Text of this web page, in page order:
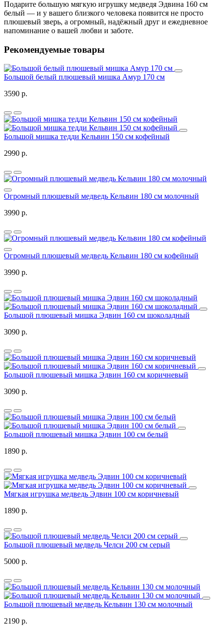
Подарите большую мягкую игрушку медведя Эдвина 160 см
белый — и у вашего близкого человека появится не просто
плюшевый зверь, а огромный, надёжный друг и ежедневное
напоминание о вашей любви и заботе.
Рекомендуемые товары
Большой белый плюшевый мишка Амур 170 см
3590 р.
Большой мишка тедди Кельвин 150 см кофейный
2990 р.
Огромный плюшевый медведь Кельвин 180 см молочный
3990 р.
Огромный плюшевый медведь Кельвин 180 см кофейный
3990 р.
Большой плюшевый мишка Эдвин 160 см шоколадный
3090 р.
Большой плюшевый мишка Эдвин 160 см коричневый
3090 р.
Большой плюшевый мишка Эдвин 100 см белый
1890 р.
Мягкая игрушка медведь Эдвин 100 см коричневый
1890 р.
Большой плюшевый медведь Челси 200 см серый
5000 р.
Большой плюшевый медведь Кельвин 130 см молочный
2190 р.